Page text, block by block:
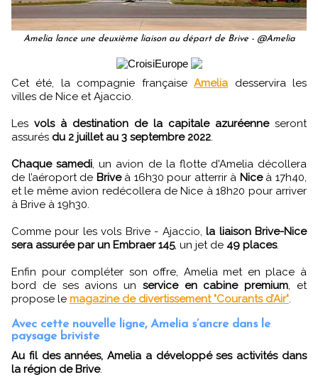
Amelia lance une deuxième liaison au départ de Brive - @Amelia
Cet été, la compagnie françaiseAmelia desservira les
villes de Nice et Ajaccio.
Les vols à destination de la capitale azuréenneseront
assurés du 2 juillet au 3 septembre 2022.
Chaque samedi, un avion de la flotte d'Amelia décollera
de l’aéroport de Briveà 16h30 pour atterrir à Niceà 17h40,
et le même avion redécollera de Nice à 18h20 pour arriver
à Brive à 19h30.
Comme pour les vols Brive - Ajaccio,la liaison Brive-Nice
sera assurée par un Embraer 145, un jet de 49 places.
Enfin pour compléter son offre, Amelia met en place à
bord de ses avions un service en cabine premium, et
propose le magazine de divertissement "Courants d’Air".
Avec cette nouvelle ligne, Amelia s’ancre dans le
paysage briviste
Au fil des années, Amelia a développé ses activités dans
la région de Brive.